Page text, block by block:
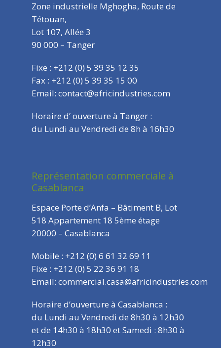
Zone industrielle Mghogha, Route de
Tétouan,
Lot 107, Allée 3
90 000 – Tanger
Fixe : +212 (0) 5 39 35 12 35
Fax : +212 (0) 5 39 35 15 00
Email: contact@africindustries.com
Horaire d’ ouverture à Tanger :
du Lundi au Vendredi de 8h à 16h30
Représentation commerciale à
Casablanca
Espace Porte d’Anfa – Bâtiment B, Lot
518 Appartement 18 5ème étage
20000 – Casablanca
Mobile : +212 (0) 6 61 32 69 11
Fixe : +212 (0) 5 22 36 91 18
Email: commercial.casa@africindustries.com
Horaire d’ouverture à Casablanca :
du Lundi au Vendredi de 8h30 à 12h30
et de 14h30 à 18h30 et Samedi : 8h30 à
12h30